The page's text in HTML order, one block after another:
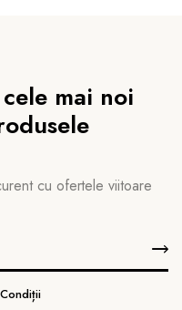
mai noi
cu ofertele viitoare